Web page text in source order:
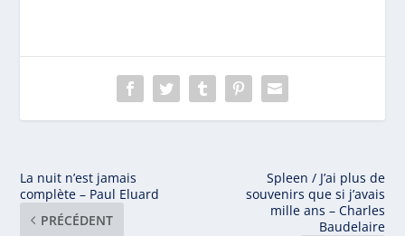
La nuit n’est jamais
complète – Paul Eluard
PRÉCÉDENT
Spleen / J’ai plus de
souvenirs que si j’avais
mille ans – Charles
Baudelaire